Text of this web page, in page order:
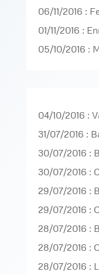
06/11/2016 :
01/11/2016 :
05/10/2016 :
04/10/2016 :
31/07/2016 :
30/07/2016 :
30/07/2016 :
29/07/2016 :
29/07/2016 :
28/07/2016 :
28/07/2016 :
28/07/2016 :